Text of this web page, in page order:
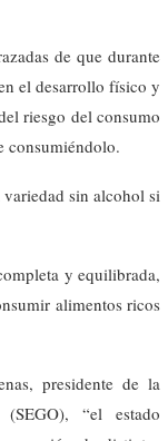
de que durante
el desarrollo físico y
riesgo del consumo
consumiéndolo.
variedad sin alcohol si
y equilibrada,
alimentos ricos
presidente de la
“el estado